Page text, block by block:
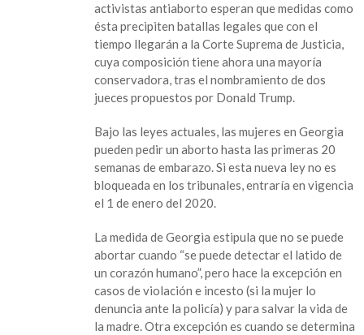
activistas antiaborto esperan que medidas como
ésta precipiten batallas legales que con el
tiempo llegarán a la Corte Suprema de Justicia,
cuya composición tiene ahora una mayoría
conservadora, tras el nombramiento de dos
jueces propuestos por Donald Trump.
Bajo las leyes actuales, las mujeres en Georgia
pueden pedir un aborto hasta las primeras 20
semanas de embarazo. Si esta nueva ley no es
bloqueada en los tribunales, entraría en vigencia
el 1 de enero del 2020.
La medida de Georgia estipula que no se puede
abortar cuando “se puede detectar el latido de
un corazón humano”, pero hace la excepción en
casos de violación e incesto (si la mujer lo
denuncia ante la policía) y para salvar la vida de
la madre. Otra excepción es cuando se determina